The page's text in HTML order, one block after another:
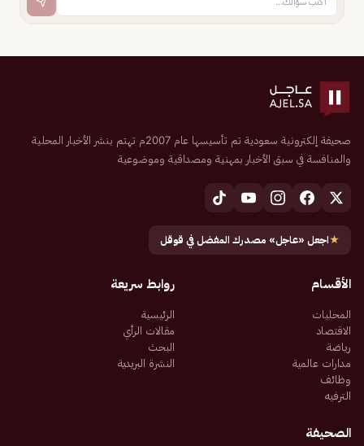
صحيفة إلكترونية سعودية تم تأسيسها عام 2007م تهتم بنشر الأخبار المحلية
والمنافسة في سبق الأخبار بمهنية ومصداقية وموضوعية
★اجعل «عاجل» مصدرك المفضل في قوقل
الأقسام
المحليات
الاقتصاد
رياضة
مدارات عالمية
وظائف
الترفيه
روابط سريعة
الرئيسية
مقالات الرأي
البحث
النشرة البريدية
الصحيفة